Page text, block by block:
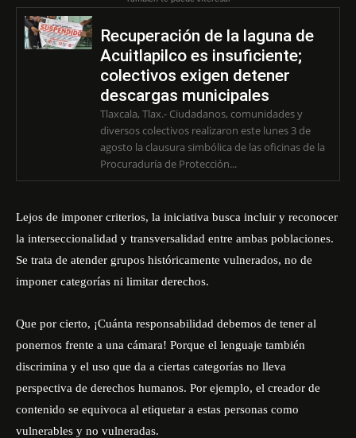
Recuperación de la laguna de
Acuitlapilco es insuficiente;
colectivos exigen detener
descargas municipales
Tlaxcala, Tlax.- Ciudadanos, comunidades y
diversos colectivos realizaron este lunes 3 de
agosto la clausura simbólica de las oficinas de la
Procuraduría de Protección...
Lejos de imponer criterios, la iniciativa busca incluir y reconocer
la interseccionalidad y transversalidad entre ambas poblaciones.
Se trata de atender grupos históricamente vulnerados, no de
imponer categorías ni limitar derechos.
Que por cierto, ¡Cuánta responsabilidad debemos de tener al
ponernos frente a una cámara! Porque el lenguaje también
discrimina y el uso que da a ciertas categorías no lleva
perspectiva de derechos humanos. Por ejemplo, el creador de
contenido se equivoca al etiquetar a estas personas como
vulnerables y no vulneradas.